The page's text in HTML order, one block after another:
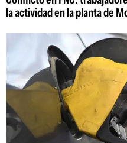
la actividad en la planta de